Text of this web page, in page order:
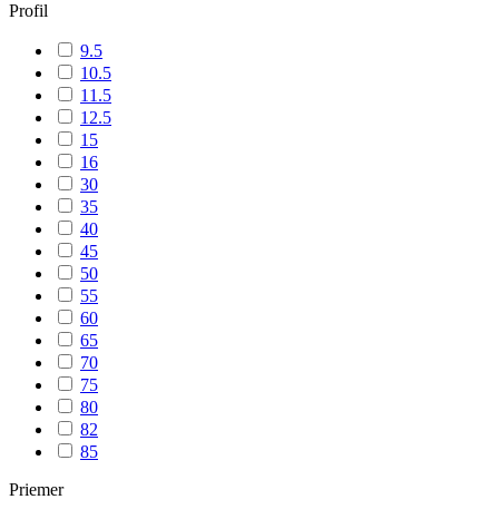
Profil
9.5
10.5
11.5
12.5
15
16
30
35
40
45
50
55
60
65
70
75
80
82
85
Priemer